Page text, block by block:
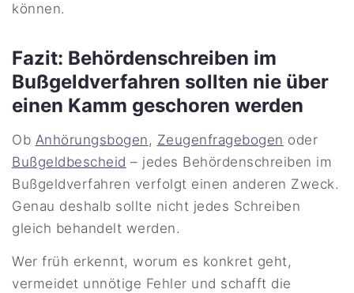
können.
Fazit: Behördenschreiben im
Bußgeldverfahren sollten nie über
einen Kamm geschoren werden
Ob Anhörungsbogen, Zeugenfragebogen oder
Bußgeldbescheid – jedes Behördenschreiben im
Bußgeldverfahren verfolgt einen anderen Zweck.
Genau deshalb sollte nicht jedes Schreiben
gleich behandelt werden.
Wer früh erkennt, worum es konkret geht,
vermeidet unnötige Fehler und schafft die